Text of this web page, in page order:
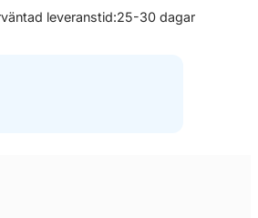
leveranstid:25-30 dagar